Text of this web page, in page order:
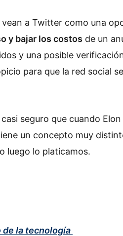
a Twitter como una
y bajar los costos de un
y una posible
para que la red social
seguro que cuando
un concepto muy
luego lo platicamos.
de la tecnología